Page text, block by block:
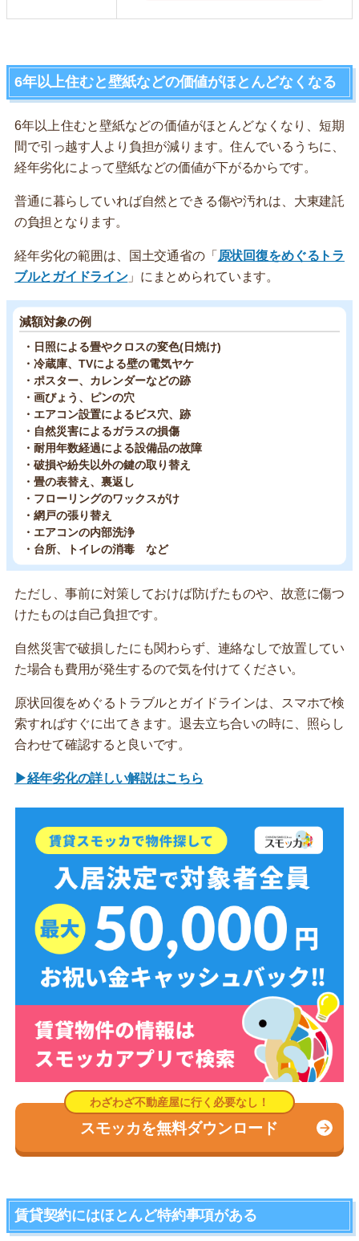
6年以上住むと壁紙などの価値がほとんどなくなる
6年以上住むと壁紙などの価値がほとんどなくなり、短期
間で引っ越す人より負担が減ります。住んでいるうちに、
経年劣化によって壁紙などの価値が下がるからです。
普通に暮らしていれば自然とできる傷や汚れは、大東建託
の負担となります。
経年劣化の範囲は、国土交通省の「 原状回復をめぐるトラ
ブルとガイドライン」にまとめられています。
減額対象の例
・日照による畳やクロスの変色(日焼け)
・冷蔵庫、TVによる壁の電気ヤケ
・ポスター、カレンダーなどの跡
・画びょう、ピンの穴
・エアコン設置によるビス穴、跡
・自然災害によるガラスの損傷
・耐用年数経過による設備品の故障
・破損や紛失以外の鍵の取り替え
・畳の表替え、裏返し
・フローリングのワックスがけ
・網戸の張り替え
・エアコンの内部洗浄
・台所、トイレの消毒 など
ただし、事前に対策しておけば防げたものや、故意に傷つ
けたものは自己負担です。
自然災害で破損したにも関わらず、連絡なしで放置してい
た場合も費用が発生するので気を付けてください。
原状回復をめぐるトラブルとガイドラインは、スマホで検
索すればすぐに出てきます。退去立ち合いの時に、照らし
合わせて確認すると良いです。
▶経年劣化の詳しい解説はこちら
スモッカを無料ダウンロード
賃貸契約にはほとんど特約事項がある